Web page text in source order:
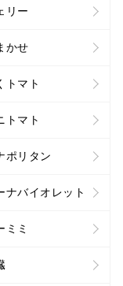
リー
かせ
トマト
トマト
ポリタン
ナバイオレット
ミミ